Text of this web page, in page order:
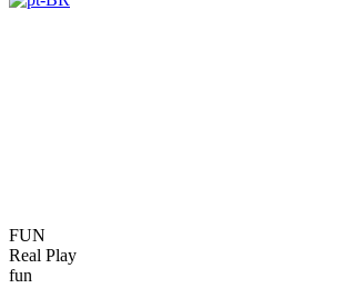
FUN
Real Play
fun